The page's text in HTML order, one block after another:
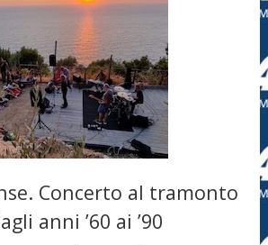
Concerto al tramonto
anni ’60 ai ’90